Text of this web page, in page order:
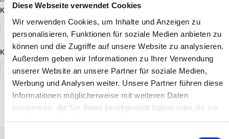
Diese Webseite verwendet Cookies
Wir verwenden Cookies, um Inhalte und Anzeigen zu
personalisieren, Funktionen für soziale Medien anbieten zu
können und die Zugriffe auf unsere Website zu analysieren.
Außerdem geben wir Informationen zu Ihrer Verwendung
unserer Website an unsere Partner für soziale Medien,
Werbung und Analysen weiter. Unsere Partner führen diese
Informationen möglicherweise mit weiteren Daten
zusammen, die Sie ihnen bereitgestellt haben oder die sie
Kursgebühr ab
Kursgebühr bis
FINDEN